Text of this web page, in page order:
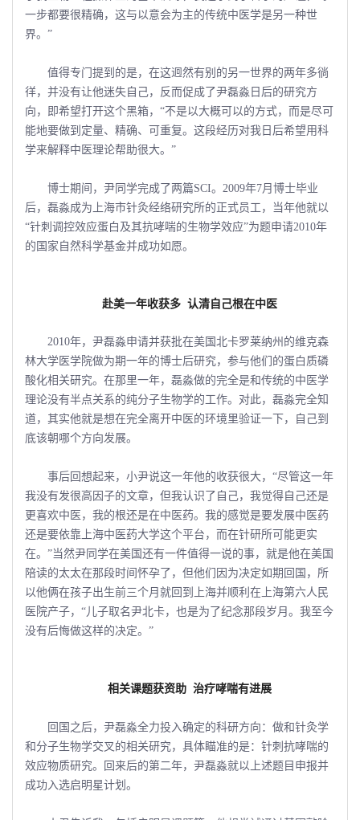
一步都要很精确，这与以意会为主的传统中医学是另一种世
界。”
值得专门提到的是，在这迥然有别的另一世界的两年多徜
徉，并没有让他迷失自己，反而促成了尹磊淼日后的研究方
向，即希望打开这个黑箱，“不是以大概可以的方式，而是尽可
能地要做到定量、精确、可重复。这段经历对我日后希望用科
学来解释中医理论帮助很大。”
博士期间，尹同学完成了两篇SCI。2009年7月博士毕业
后，磊淼成为上海市针灸经络研究所的正式员工，当年他就以
“针刺调控效应蛋白及其抗哮喘的生物学效应”为题申请2010年
的国家自然科学基金并成功如愿。
赴美一年收获多 认清自己根在中医
2010年，尹磊淼申请并获批在美国北卡罗莱纳州的维克森
林大学医学院做为期一年的博士后研究，参与他们的蛋白质磷
酸化相关研究。在那里一年，磊淼做的完全是和传统的中医学
理论没有半点关系的纯分子生物学的工作。对此，磊淼完全知
道，其实他就是想在完全离开中医的环境里验证一下，自己到
底该朝哪个方向发展。
事后回想起来，小尹说这一年他的收获很大，“尽管这一年
我没有发很高因子的文章，但我认识了自己，我觉得自己还是
更喜欢中医，我的根还是在中医药。我的感觉是要发展中医药
还是要依靠上海中医药大学这个平台，而在针研所可能更实
在。”当然尹同学在美国还有一件值得一说的事，就是他在美国
陪读的太太在那段时间怀孕了，但他们因为决定如期回国，所
以他俩在孩子出生前三个月就回到上海并顺利在上海第六人民
医院产子，“儿子取名尹北卡，也是为了纪念那段岁月。我至今
没有后悔做这样的决定。”
相关课题获资助 治疗哮喘有进展
回国之后，尹磊淼全力投入确定的科研方向：做和针灸学
和分子生物学交叉的相关研究，具体瞄准的是：针刺抗哮喘的
效应物质研究。回来后的第二年，尹磊淼就以上述题目申报并
成功入选启明星计划。